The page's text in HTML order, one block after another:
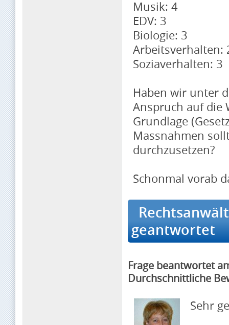
Musik: 4
EDV: 3
Biologie: 3
Arbeitsverhalten:
Soziaverhalten: 3
Haben wir unter
Anspruch auf die
Grundlage
Massnahmen
durchzusetzen?
Schonmal vorab
geantwortet
Frage beantwortet
Durchschnittliche
Sehr